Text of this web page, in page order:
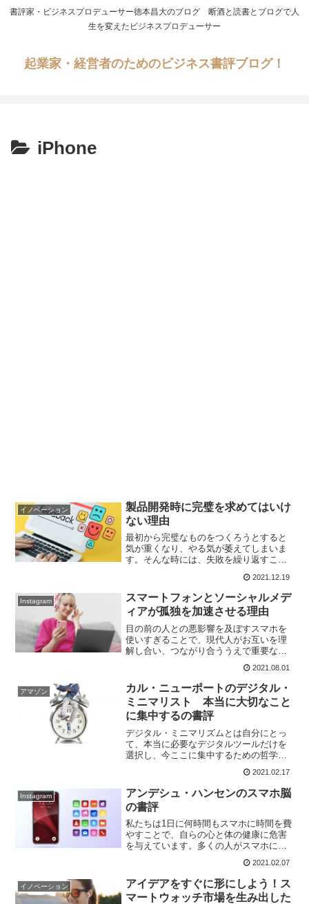
書評家・ビジネスプロデューサー徳本昌大のブログ 断酒と読書とブログで人
生を変えたビジネスプロデューサー
起業家・経営者のためのビジネス書評ブログ！
iPhone
イノベーション
製品開発時に完璧を求めてはいけ
ない理由
最初から完璧なものをつくろうとすると
気が重くなり、やる気が萎えてしまいま
す。そんな時には、失敗を繰り返すこと
ハードルを下げるのです。アイデアを頭
の中に溜め込むだけでは、よい製品は決
して生まれないのですから、まずはアウ
トプットをスタートすべきです。
2021.12.19
Instagram
スマートフォンとソーシャルメデ
ィアが孤独を加速させる理由
目の前の人との悪影響を及ぼすスマホを
使いすぎることで、現代人がお互いを理
解し合い、つながり合ううえで重要な働
やソーシャルメディアは依存症を引き起
こします。孤独に陥らずに、幸福度を高
めるためには、スマホやソーシャルメデ
ィアと距離をおくべきです。
2021.08.01
アマゾン
カル・ニューポートのデジタル・
ミニマリスト 本当に大切なこと
に集中するの書評
デジタル・ミニマリズムとは自分にとっ
て、本当に必要なデジタルツールだけを
選択し、今ここに集中するための哲学で
することで、生産性を高めたり、人との
意味のある時間を増やすことができると
言います。デジタル・ミニマリストにな
ることで私たちは幸福度を高められま
す。
2021.02.17
Instagram
アンデシュ・ハンセンのスマホ脳
の書評
私たちは1日に何時間もスマホに時間を費
やすことで、自らの心と体の健康に危害
を与えています。多くの人がスマホに時
間を奪われ、生産性を下げています。脳
をスマホにハックさせないために、運動
や睡眠の時間を増やし、スマホの利用時
間を減らすようにしましょう。
2021.02.07
イノベーション
アイデアをすぐに形にしよう！ス
マートウォッチ市場を生み出した